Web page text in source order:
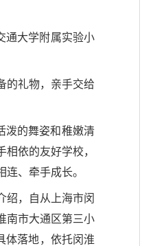
通大学附属实验小
的礼物，亲手交给
泼的舞姿和稚嫩清
依的友好学校，
、牵手成长。
绍，自从上海市闵
南市大通区第三小
体落地，依托闵淮